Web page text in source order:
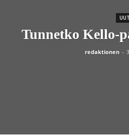
Tunnetko Kello-
redaktionen -